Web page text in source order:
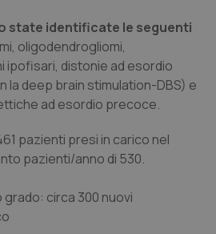
& Testa Collo
state identificate le seguenti
oligodendrogliomi,
ipofisari, distonie ad esordio
deep brain stimulation-DBS) e
ad esordio precoce.
pazienti presi in carico nel
pazienti/anno di 530.
circa 300 nuovi